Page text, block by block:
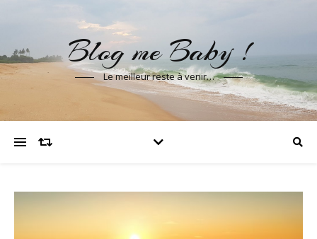
Blog me Baby !
Le meilleur reste à venir…